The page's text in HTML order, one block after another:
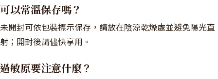
可以常溫保存嗎？
未開封可依包裝標示保存，請放在陰涼乾燥處並避免陽光直
射；開封後請儘快享用。
過敏原要注意什麼？